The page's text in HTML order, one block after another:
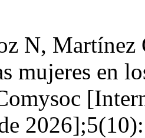
N, Martínez
mujeres en